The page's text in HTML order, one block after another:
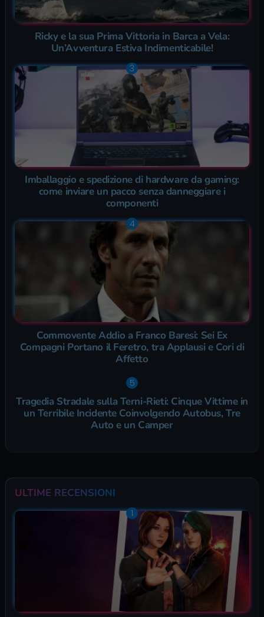
Ricky e la sua Prima Vittoria in Barca a Vela:
Un’Avventura Estiva Indimenticabile!
Imballaggio e spedizione di hardware da gaming:
come inviare un pacco senza danneggiare i
componenti
Commovente Addio a Franco Baresi: Sei Ex
Compagni Portano il Feretro, tra Applausi e Cori di
Affetto
Tragedia Stradale sulla Terni-Rieti: Cinque Vittime in
un Terribile Incidente Coinvolgendo Autobus, Tre
Auto e un Camper
ULTIME RECENSIONI